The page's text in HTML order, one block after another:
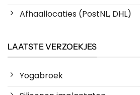
Afhaallocaties (PostNL, DHL)
LAATSTE VERZOEKJES
Yogabroek